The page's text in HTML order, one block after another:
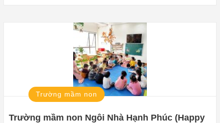
Trường mầm non
Trường mầm non Ngôi Nhà Hạnh Phúc (Happy